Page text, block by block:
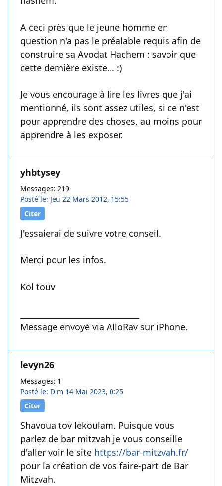
A ceci près que le jeune homme en
question n'a pas le préalable requis afin de
construire sa Avodat Hachem : savoir que
cette dernière existe... :)
Je vous encourage à lire les livres que j'ai
mentionné, ils sont assez utiles, si ce n'est
pour apprendre des choses, au moins pour
apprendre à les exposer.
yhbtysey
Messages: 219
Posté le: Jeu 22 Mars 2012, 15:55
Citer
J'essaierai de suivre votre conseil.
Merci pour les infos.
Kol touv
Message envoyé via AlloRav sur iPhone.
levyn26
Messages: 1
Posté le: Dim 14 Mai 2023, 0:25
Citer
Shavoua tov lekoulam. Puisque vous
parlez de bar mitzvah je vous conseille
d'aller voir le site https://bar-mitzvah.fr/
pour la création de vos faire-part de Bar
Mitzvah.